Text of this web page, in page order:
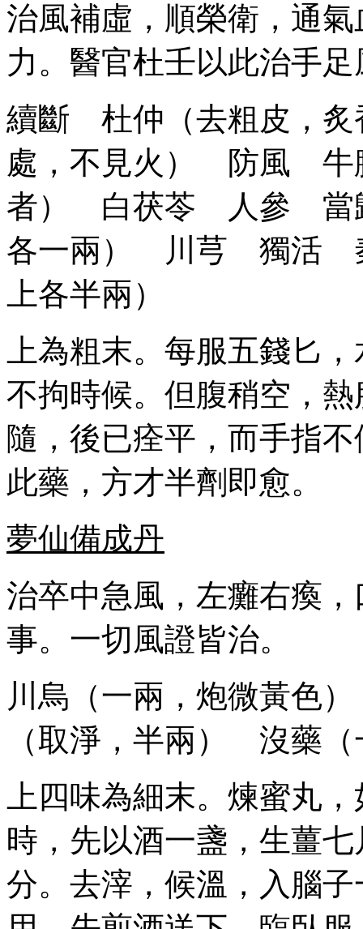
治風補虛，順榮衛，通
力。醫官杜壬以此治手
續斷 杜仲（去粗皮，
處，不見火） 防風 牛
者） 白茯苓 人參 當
各一兩） 川芎 獨活
上各半兩）
上為粗末。每服五錢匕
不拘時候。但腹稍空，
隨，後已痊平，而手指
此藥，方才半劑即愈。
夢仙備成丹
治卒中急風，左癱右瘓
事。一切風證皆治。
川烏（一兩，炮微黃色
（取淨，半兩） 沒藥（
上四味為細末。煉蜜丸
時，先以酒一盞，生薑
分。去滓，候溫，入腦